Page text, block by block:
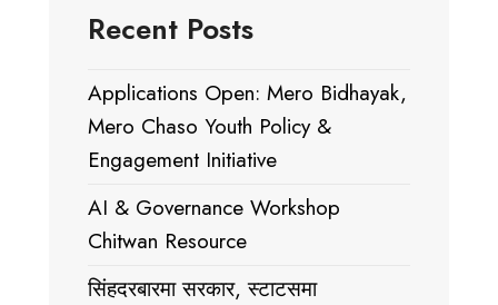
Recent Posts
Applications Open: Mero Bidhayak,
Mero Chaso Youth Policy &
Engagement Initiative
AI & Governance Workshop
Chitwan Resource
सिंहदरबारमा सरकार, स्टाटसमा